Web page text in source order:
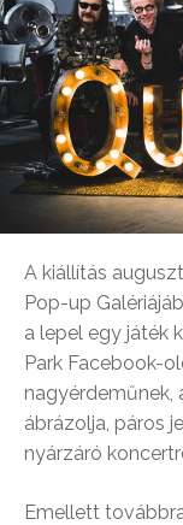
A kiállítás
Pop-up
a lepel egy játék
Park Facebook-
nagyérdeműnek,
ábrázolja, páros
nyárzáró
Emellett